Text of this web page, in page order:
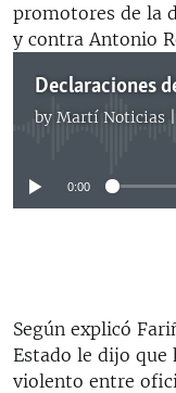
promotores de la
y contra Antonio
Declaraciones
by Martí Noticias
No
0:00
Según explicó
Estado le dijo que
violento entre